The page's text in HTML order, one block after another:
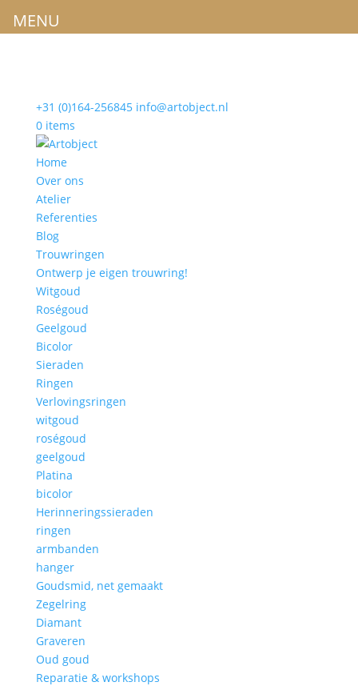
+31 (0)164-256845 info@artobject.nl
0 items
Home
Over ons
Atelier
Referenties
Blog
Trouwringen
Ontwerp je eigen trouwring!
Witgoud
Roségoud
Geelgoud
Bicolor
Sieraden
Ringen
Verlovingsringen
witgoud
roségoud
geelgoud
Platina
bicolor
Herinneringssieraden
ringen
armbanden
hanger
Goudsmid, net gemaakt
Zegelring
Diamant
Graveren
Oud goud
Reparatie & workshops
MENU